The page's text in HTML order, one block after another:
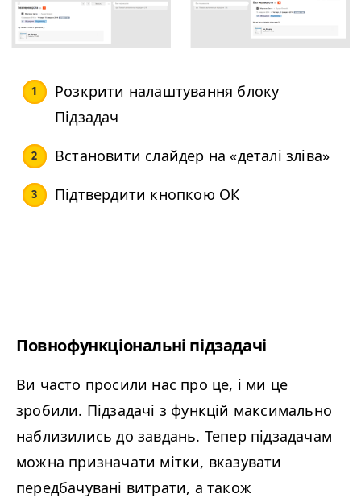
Розкрити налаштування блоку
Підзадач
Встановити слайдер на «деталі зліва»
Підтвердити кнопкою ОК
Повнофункціональні підзадачі
Ви часто просили нас про це, і ми це
зробили. Підзадачі з функцій максимально
наблизились до завдань. Тепер підзадачам
можна призначати мітки, вказувати
передбачувані витрати, а також